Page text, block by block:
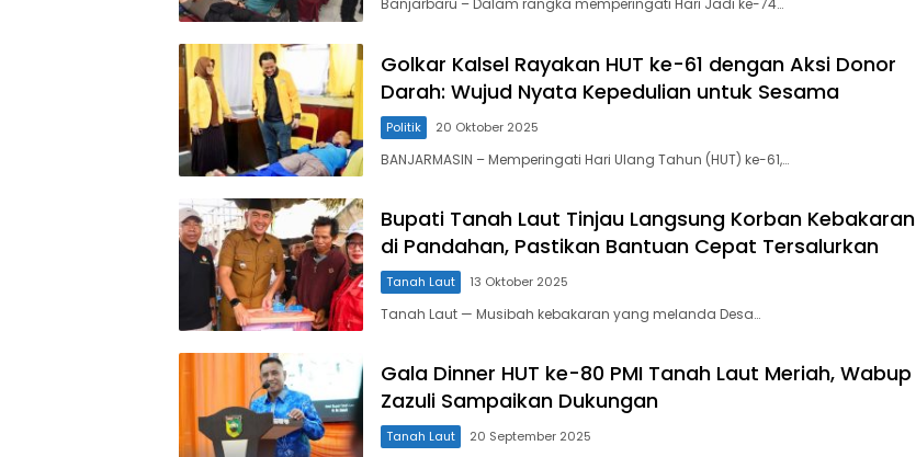
Banjarbaru – Dalam rangka memperingati Hari Jadi ke-74…
Golkar Kalsel Rayakan HUT ke-61 dengan Aksi Donor
Darah: Wujud Nyata Kepedulian untuk Sesama
Politik 20 Oktober 2025
BANJARMASIN – Memperingati Hari Ulang Tahun (HUT) ke-61,…
Bupati Tanah Laut Tinjau Langsung Korban Kebakaran
di Pandahan, Pastikan Bantuan Cepat Tersalurkan
Tanah Laut 13 Oktober 2025
Tanah Laut — Musibah kebakaran yang melanda Desa…
Gala Dinner HUT ke-80 PMI Tanah Laut Meriah, Wabup
Zazuli Sampaikan Dukungan
Tanah Laut 20 September 2025